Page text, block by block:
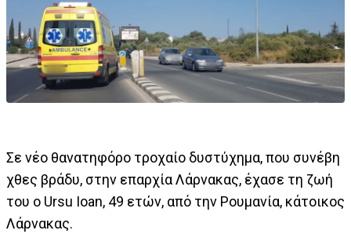
Σε νέο θανατηφόρο τροχαίο δυστύχημα, που συνέβη
χθες βράδυ, στην επαρχία Λάρνακας, έχασε τη ζωή
του ο Ursu Ioan, 49 ετών, από την Ρουμανία, κάτοικος
Λάρνακας.